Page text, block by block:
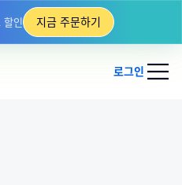
인 지금 주문하기
로그인